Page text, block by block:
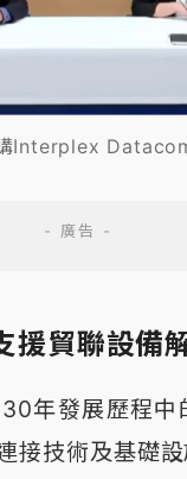
Interplex
貿聯設備
年發展歷程
接技術及基礎